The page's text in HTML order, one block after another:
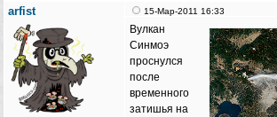
arfist 15-Мар-2011 16:33
Вулкан
Синмоэ
проснулся
после
временного
затишья на